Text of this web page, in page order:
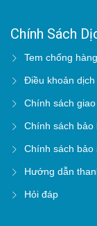
Chính Sách
Tem chống
Điều khoản dịch
Chính sách
Chính sách bảo
Chính sách bảo
Hướng dẫn
Hỏi đáp